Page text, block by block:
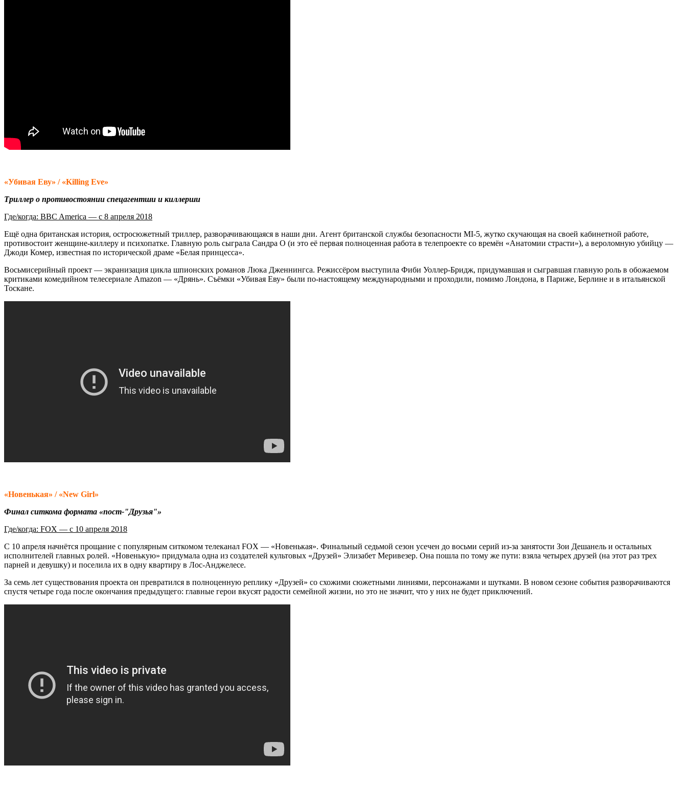
«Убивая Еву» / «Killing Eve»
Триллер о противостоянии спецагентши и киллерши
Где/когда: BBC America — с 8 апреля 2018
Ещё одна британская история, остросюжетный триллер, разворачивающаяся в наши дни. Агент британской службы безопасности MI-5, жутко скучающая на своей кабинетной работе,
противостоит женщине-киллеру и психопатке. Главную роль сыграла Сандра О (и это её первая полноценная работа в телепроекте со времён «Анатомии страсти»), а вероломную убийцу —
Джоди Комер, известная по исторической драме «Белая принцесса».
Восьмисерийный проект — экранизация цикла шпионских романов Люка Дженнингса. Режиссёром выступила Фиби Уоллер-Бридж, придумавшая и сыгравшая главную роль в обожаемом
критиками комедийном телесериале Amazon — «Дрянь». Съёмки «Убивая Еву» были по-настоящему международными и проходили, помимо Лондона, в Париже, Берлине и в итальянской
Тоскане.
«Новенькая» / «New Girl»
Финал ситкома формата «пост-"Друзья"»
Где/когда: FOX — с 10 апреля 2018
С 10 апреля начнётся прощание с популярным ситкомом телеканал FOX — «Новенькая». Финальный седьмой сезон усечен до восьми серий из-за занятости Зои Дешанель и остальных
исполнителей главных ролей. «Новенькую» придумала одна из создателей культовых «Друзей» Элизабет Меривезер. Она пошла по тому же пути: взяла четырех друзей (на этот раз трех
парней и девушку) и поселила их в одну квартиру в Лос-Анджелесе.
За семь лет существования проекта он превратился в полноценную реплику «Друзей» со схожими сюжетными линиями, персонажами и шутками. В новом сезоне события разворачиваются
спустя четыре года после окончания предыдущего: главные герои вкусят радости семейной жизни, но это не значит, что у них не будет приключений.